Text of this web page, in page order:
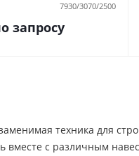
7930/3070/2500
запросу
техника для
вместе с различным